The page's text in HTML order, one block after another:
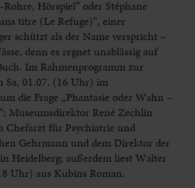
Hörspiel“ oder Stéphane
titre (Le Refuge)“, einer
schützt als der Name verspricht –
denn es regnet unablässig auf
Im Rahmenprogramm zur
Sa, 01.07. (16 Uhr) im
die Frage „Phantasie oder Wahn –
Museumsdirektor René Zechlin
Chefarzt für Psychiatrie und
Gehrmann und dem Direktor der
Heidelberg; außerdem liest Walter
Uhr) aus Kubins Roman.